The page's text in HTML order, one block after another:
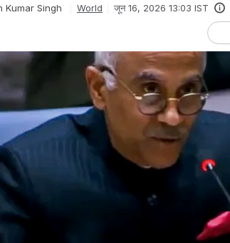
Kumar Singh World जून 16, 2026 13:03 IST